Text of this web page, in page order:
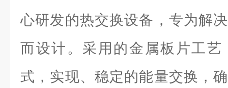
心研发的热交换设备，专为解
而设计。采用的金属板片工艺
式，实现、稳定的能量交换，